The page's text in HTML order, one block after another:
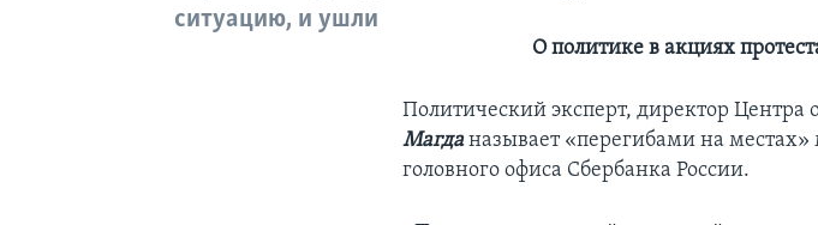
ситуацию, и ушли
О политике в акциях
Политический эксперт, директор
Магданазывает «перегибами на
головного офиса Сбербанка России.